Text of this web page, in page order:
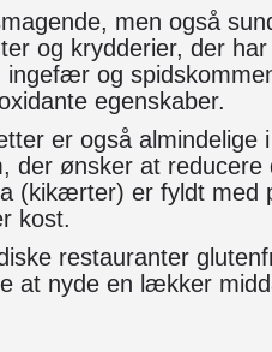
men også
og krydderier, der
ingefær og
egenskaber.
er også almindelige
der ønsker at
(kikærter) er fyldt med
kost.
restauranter
at nyde en lækker